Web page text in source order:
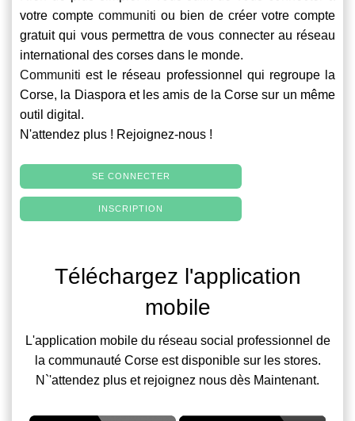
votre compte communiti ou bien de créer votre compte
gratuit qui vous permettra de vous connecter au réseau
international des corses dans le monde.
Communiti est le réseau professionnel qui regroupe la
Corse, la Diaspora et les amis de la Corse sur un même
outil digital.
N'attendez plus ! Rejoignez-nous !
SE CONNECTER
INSCRIPTION
Téléchargez l'application
mobile
L'application mobile du réseau social professionnel de
la communauté Corse est disponible sur les stores.
N`'attendez plus et rejoignez nous dès Maintenant.